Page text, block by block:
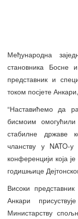
Међународна
становника Босне
представник и
током посјете
“Наставићемо да
бисмоим
стабилне државе
чланству у NATO-
конференцији која
годишњице
Високи
Анкари
Министарству